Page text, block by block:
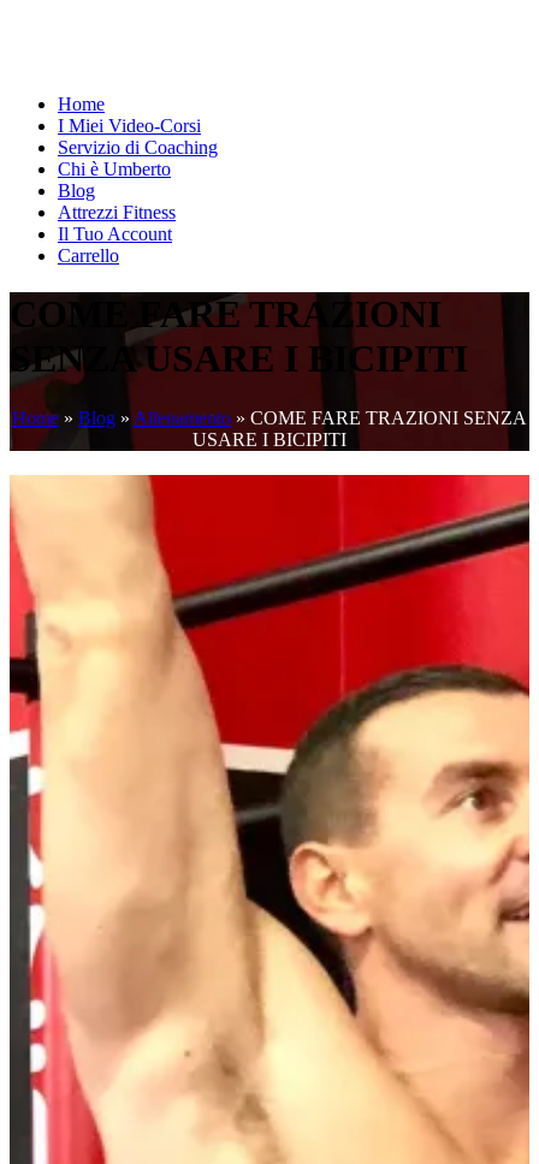
Home
I Miei Video-Corsi
Servizio di Coaching
Chi è Umberto
Blog
Attrezzi Fitness
Il Tuo Account
Carrello
COME FARE TRAZIONI
SENZA USARE I BICIPITI
Home » Blog » Allenamento » COME FARE TRAZIONI SENZA
USARE I BICIPITI